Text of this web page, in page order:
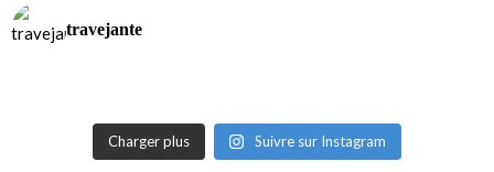
travejante
Charger plus Suivre sur Instagram